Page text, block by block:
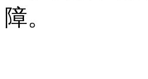
障。